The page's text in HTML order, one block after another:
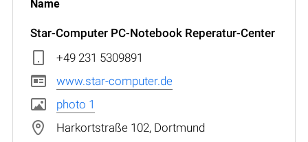
Star-Computer PC-Notebook Reperatur-Center
+49 231 5309891
www.star-computer.de
photo 1
Harkortstraße 102, Dortmund